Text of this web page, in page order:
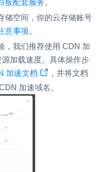
板配套服务。
储空间，你的云存储账号
意事项。
，我们推荐使用 CDN 加
加载速度。具体操作步
加速文档
，并将文档
加速域名。